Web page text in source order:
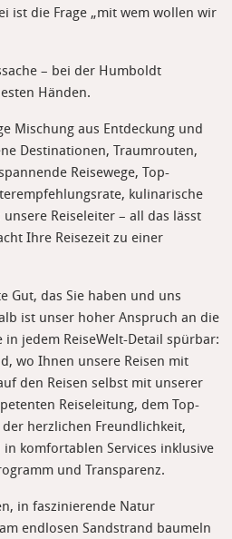
ist die Frage „mit wem wollen wir
– bei der Humboldt
Händen.
Mischung aus Entdeckung und
Destinationen, Traumrouten,
Reisewege, Top-
kulinarische
Reiseleiter – all das lässt
Ihre Reisezeit zu einer
Gut, das Sie haben und uns
ist unser hoher Anspruch an die
jedem ReiseWelt-Detail spürbar:
wo Ihnen unsere Reisen mit
den Reisen selbst mit unserer
Reiseleitung, dem Top-
herzlichen Freundlichkeit,
komfortablen Services inklusive
und Transparenz.
in faszinierende Natur
endlosen Sandstrand baumeln